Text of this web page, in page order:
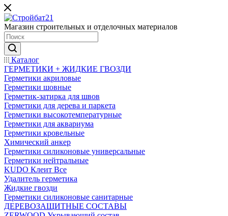
Магазин строительных и отделочных материалов
Каталог
ГЕРМЕТИКИ + ЖИДКИЕ ГВОЗДИ
Герметики акриловые
Герметики шовные
Герметик-затирка для швов
Герметики для дерева и паркета
Герметики высокотемпературные
Герметики для аквариума
Герметики кровельные
Химический анкер
Герметики силиконовые универсальные
Герметики нейтральные
KUDO Клеит Все
Удалитель герметика
Жидкие гвозди
Герметики силиконовые санитарные
ДЕРЕВОЗАЩИТНЫЕ СОСТАВЫ